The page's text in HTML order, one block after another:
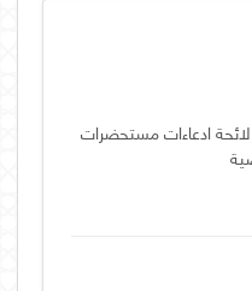
ادعاءات مستحضرات